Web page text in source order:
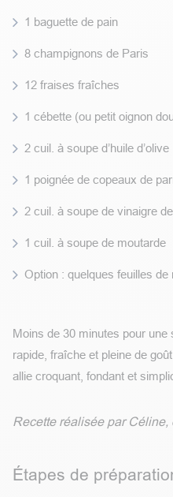
1 baguette de pain
8 champignons de Paris
12 fraises fraîches
1 cébette (ou petit oignon
2 cuil. à soupe d’huile d’olive
1 poignée de copeaux de
2 cuil. à soupe de vinaigre
1 cuil. à soupe de moutarde
Option : quelques feuilles
Moins de 30 minutes pour une
rapide, fraîche et pleine de
allie croquant, fondant et
Recette réalisée par
Étapes de